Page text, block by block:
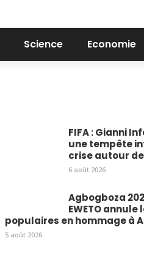
Science Economie
FIFA : Gianni
une tempête
crise autour
6 août 2026
Agbogboza
EWETO
populaires en hommage à
5 août 2026